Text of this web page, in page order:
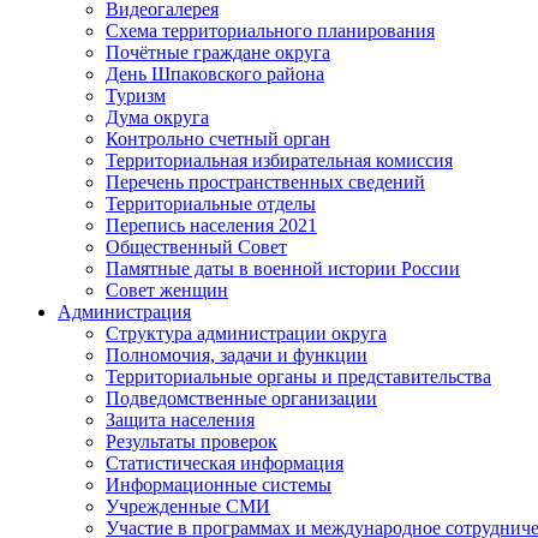
Видеогалерея
Схема территориального планирования
Почётные граждане округа
День Шпаковского района
Туризм
Дума округа
Контрольно счетный орган
Территориальная избирательная комиссия
Перечень пространственных сведений
Территориальные отделы
Перепись населения 2021
Общественный Совет
Памятные даты в военной истории России
Совет женщин
Администрация
Структура администрации округа
Полномочия, задачи и функции
Территориальные органы и представительства
Подведомственные организации
Защита населения
Результаты проверок
Статистическая информация
Информационные системы
Учрежденные СМИ
Участие в программах и международное